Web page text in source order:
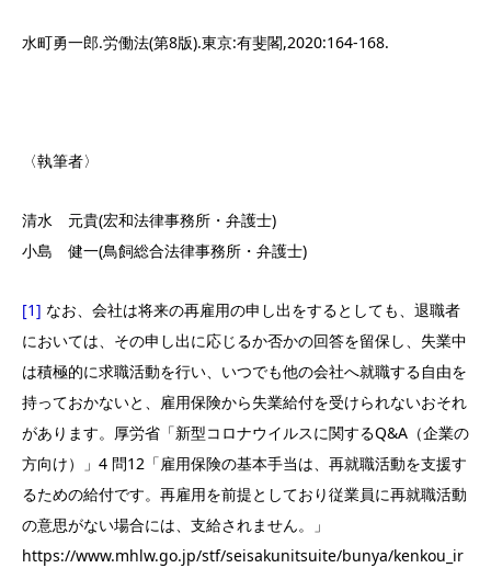
水町勇一郎.労働法(第8版).東京:有斐閣,2020:164-168.
〈執筆者〉
清水 元貴(宏和法律事務所・弁護士)
小島 健一(鳥飼総合法律事務所・弁護士)
[1] なお、会社は将来の再雇用の申し出をするとしても、退職者
においては、その申し出に応じるか否かの回答を留保し、失業中
は積極的に求職活動を行い、いつでも他の会社へ就職する自由を
持っておかないと、雇用保険から失業給付を受けられないおそれ
があります。厚労省「新型コロナウイルスに関するQ&A（企業の
方向け）」4 問12「雇用保険の基本手当は、再就職活動を支援す
るための給付です。再雇用を前提としており従業員に再就職活動
の意思がない場合には、支給されません。」
https://www.mhlw.go.jp/stf/seisakunitsuite/bunya/kenkou_ir